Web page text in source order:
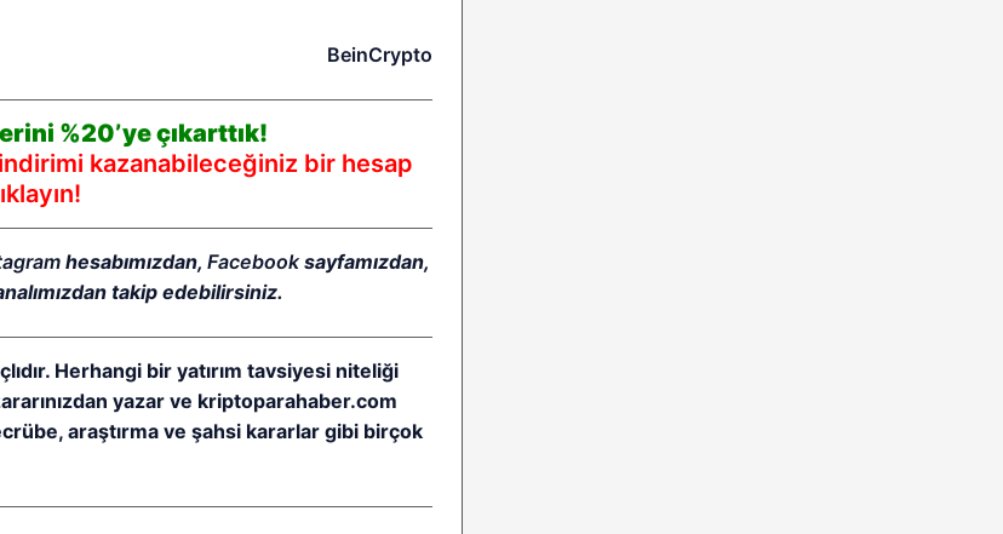
BeinCrypto
%20’ye çıkarttık!
kazanabileceğiniz bir hesap
hesabımızdan, Facebooksayfamızdan,
takip edebilirsiniz.
Herhangi bir yatırım tavsiyesi niteliği
yazar ve kriptoparahaber.com
araştırma ve şahsi kararlar gibi birçok